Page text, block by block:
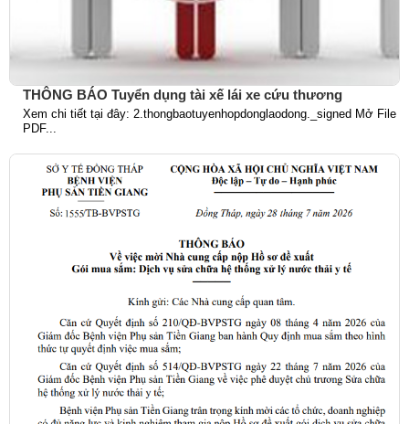
THÔNG BÁO Tuyển dụng tài xế lái xe cứu thương
Xem chi tiết tại đây: 2.thongbaotuyenhopdonglaodong._signed Mở File
PDF...